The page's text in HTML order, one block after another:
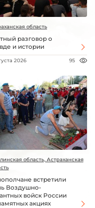
область
разговор о
и истории
2026 95
область, Астраханская
встретили
Воздушно-
войск России
акциях